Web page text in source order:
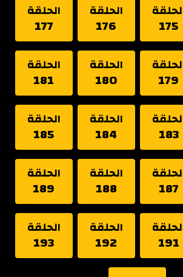
175
الحلقة
176
الحلقة
177
179
الحلقة
180
الحلقة
181
183
الحلقة
184
الحلقة
185
187
الحلقة
188
الحلقة
189
191
الحلقة
192
الحلقة
193